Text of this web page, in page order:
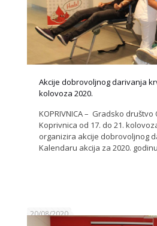
Akcije dobrovoljnog darivanja
kolovoza 2020.
KOPRIVNICA – Gradsko društvo
Koprivnica od 17. do 21.
organizira akcije dobrovoljnog
Kalendaru akcija za 2020.
20/08/2020